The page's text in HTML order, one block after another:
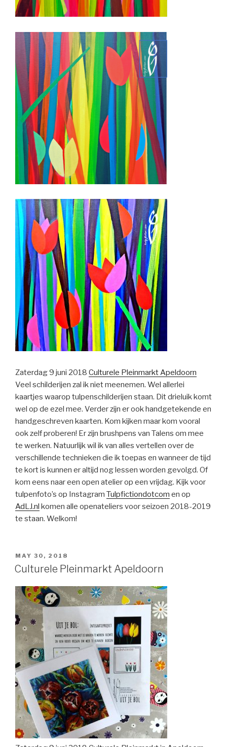
Zaterdag 9 juni 2018 Culturele Pleinmarkt Apeldoorn
Veel schilderijen zal ik niet meenemen. Wel allerlei
kaartjes waarop tulpenschilderijen staan. Dit drieluik komt
wel op de ezel mee. Verder zijn er ook handgetekende en
handgeschreven kaarten. Kom kijken maar kom vooral
ook zelf proberen! Er zijn brushpens van Talens om mee
te werken. Natuurlijk wil ik van alles vertellen over de
verschillende technieken die ik toepas en wanneer de tijd
te kort is kunnen er altijd nog lessen worden gevolgd. Of
kom eens naar een open atelier op een vrijdag. Kijk voor
tulpenfoto’s op Instagram Tulpfictiondotcom en op
AdLJ.nl komen alle openateliers voor seizoen 2018-2019
te staan. Welkom!
POSTED
ON
MAY 30, 2018
Culturele Pleinmarkt Apeldoorn